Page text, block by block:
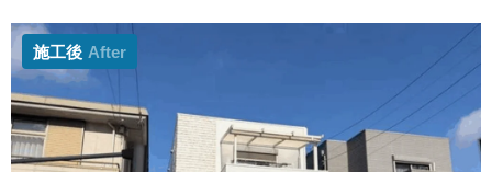
施工後 After